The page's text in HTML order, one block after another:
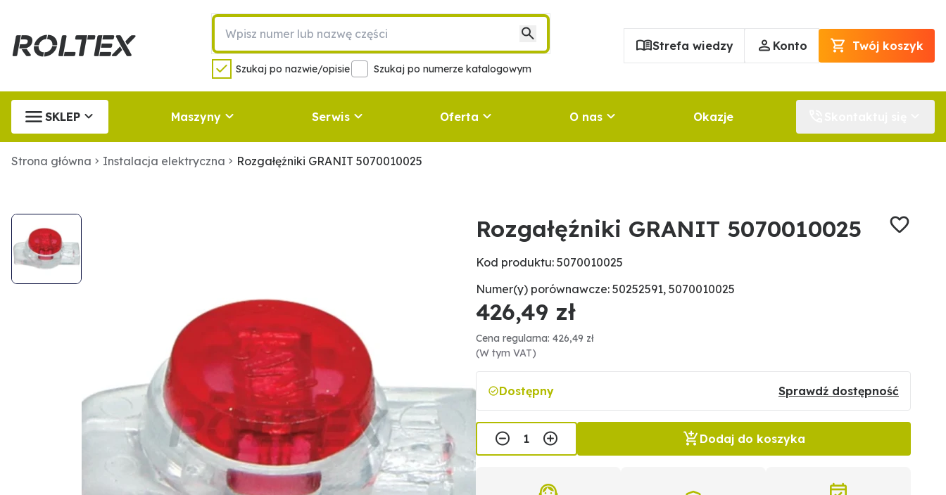
Szukaj po nazwie/opisie Szukaj po numerze katalogowym
Strefa wiedzy Konto Twój koszyk
SKLEP Maszyny Serwis Oferta O nas Okazje
Strona główna Instalacja elektryczna Rozgałęźniki GRANIT 5070010025
Rozgałęźniki GRANIT 5070010025
Kod produktu: 5070010025
Numer(y) porównawcze: 50252591, 5070010025
426,49 zł
Cena regularna: 426,49 zł
(W tym VAT)
Dostępny Sprawdź dostępność
Dodaj do koszyka